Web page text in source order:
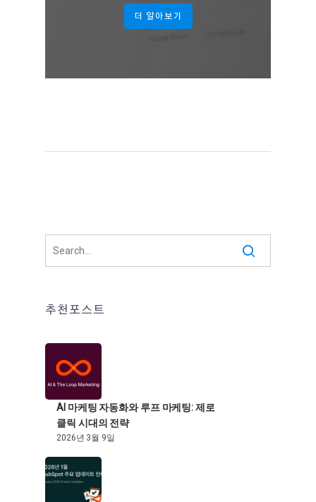
더 알아보기
추천포스트
AI 마케팅 자동화와 루프 마케팅: 제로
클릭 시대의 전략
2026년 3월 9일